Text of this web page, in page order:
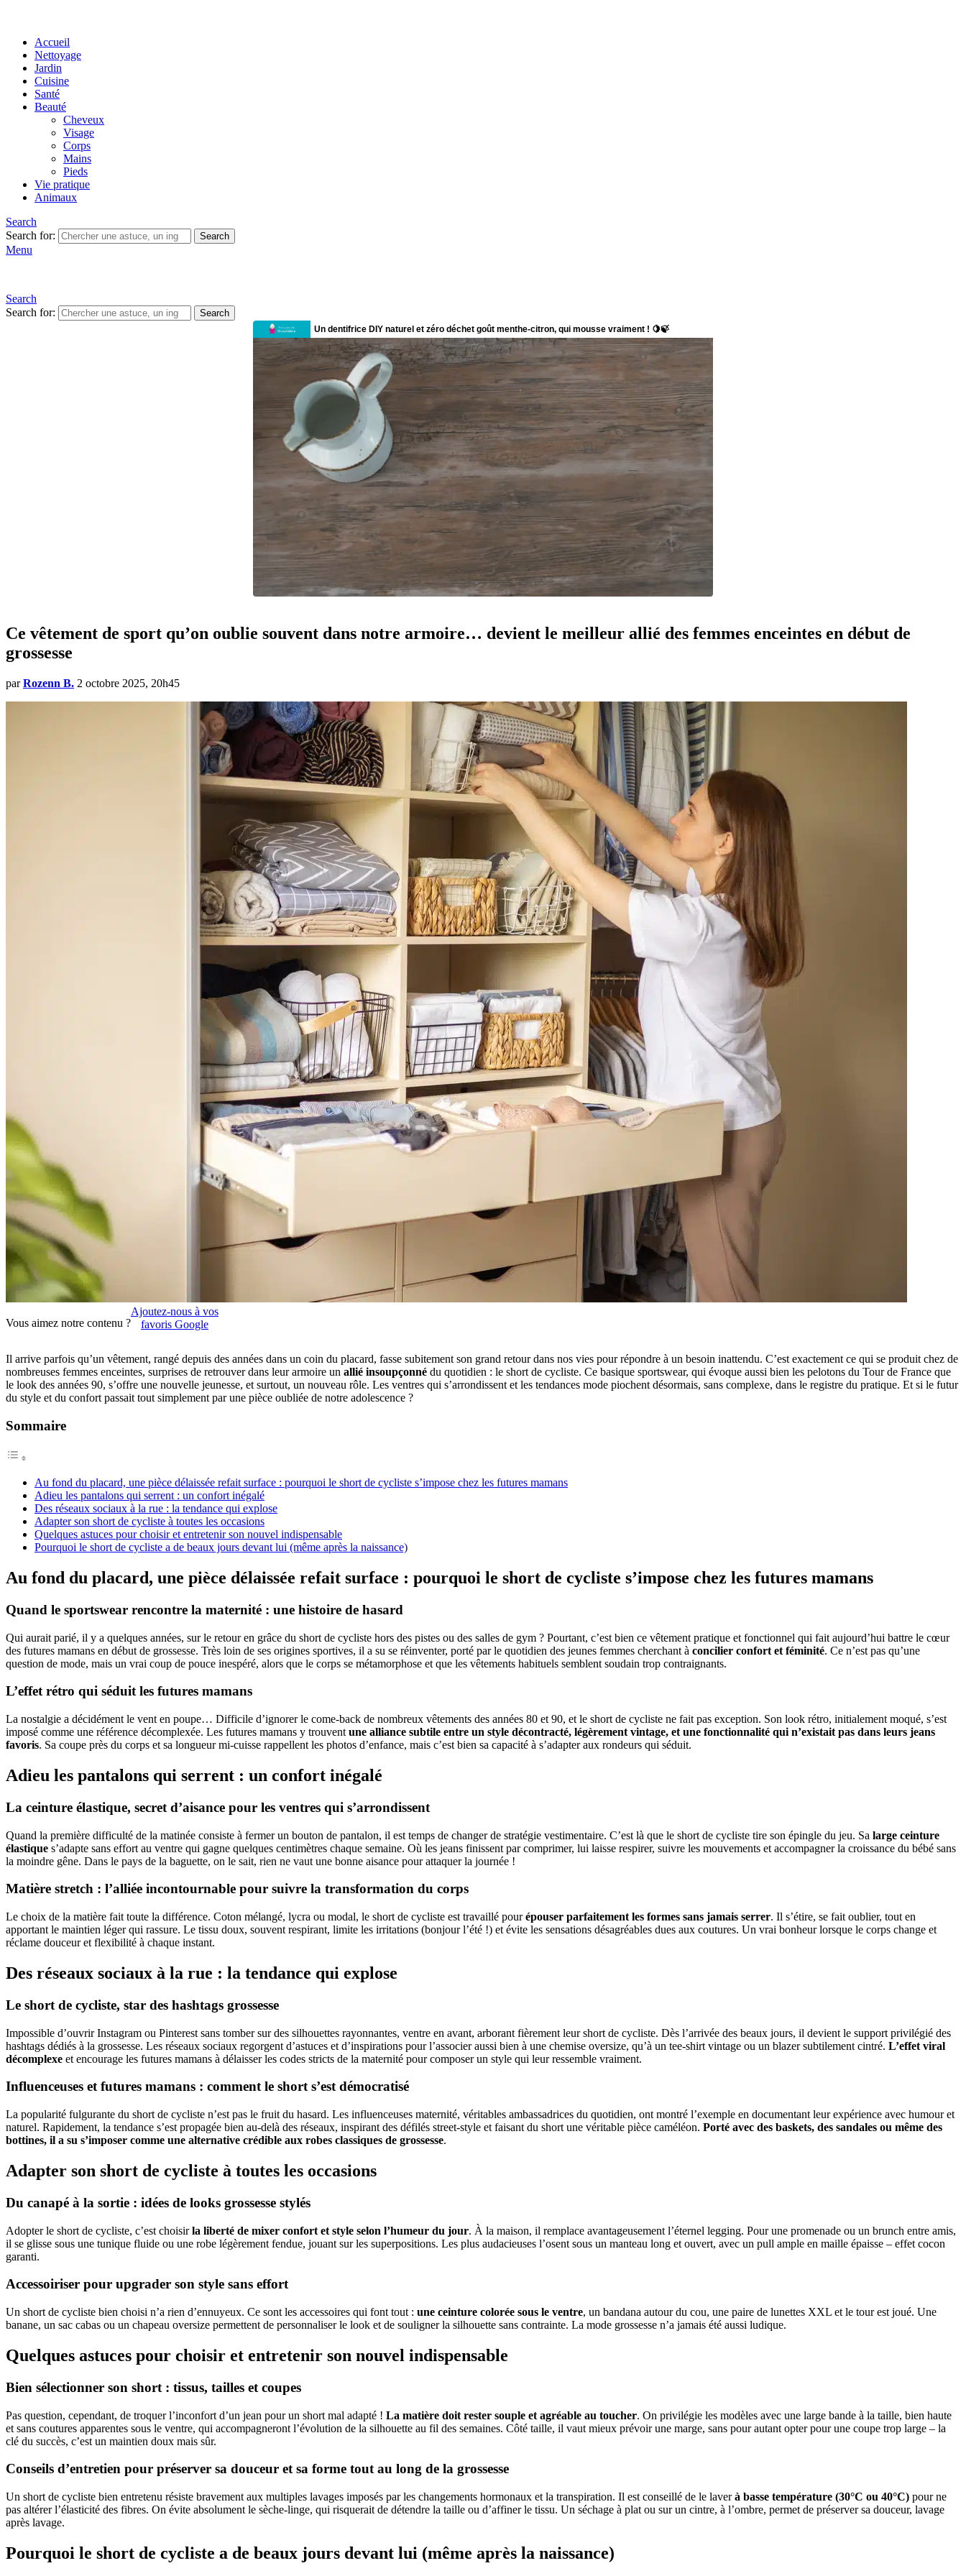
Accueil
Nettoyage
Jardin
Cuisine
Santé
Beauté
Cheveux
Visage
Corps
Mains
Pieds
Vie pratique
Animaux
Search
Search for:
Search
Menu
Search
Search for:
Search
Ce vêtement de sport qu’on oublie souvent dans notre armoire… devient le meilleur allié des femmes enceintes en début de
grossesse
par Rozenn B. 2 octobre 2025, 20h45
Vous aimez notre contenu ?
Ajoutez-nous à vos
favoris Google
Il arrive parfois qu’un vêtement, rangé depuis des années dans un coin du placard, fasse subitement son grand retour dans nos vies pour répondre à un besoin inattendu. C’est exactement ce qui se produit chez de
nombreuses femmes enceintes, surprises de retrouver dans leur armoire un allié insoupçonné du quotidien : le short de cycliste. Ce basique sportswear, qui évoque aussi bien les pelotons du Tour de France que
le look des années 90, s’offre une nouvelle jeunesse, et surtout, un nouveau rôle. Les ventres qui s’arrondissent et les tendances mode piochent désormais, sans complexe, dans le registre du pratique. Et si le futur
du style et du confort passait tout simplement par une pièce oubliée de notre adolescence ?
Sommaire
Au fond du placard, une pièce délaissée refait surface : pourquoi le short de cycliste s’impose chez les futures mamans
Adieu les pantalons qui serrent : un confort inégalé
Des réseaux sociaux à la rue : la tendance qui explose
Adapter son short de cycliste à toutes les occasions
Quelques astuces pour choisir et entretenir son nouvel indispensable
Pourquoi le short de cycliste a de beaux jours devant lui (même après la naissance)
Au fond du placard, une pièce délaissée refait surface : pourquoi le short de cycliste s’impose chez les futures mamans
Quand le sportswear rencontre la maternité : une histoire de hasard
Qui aurait parié, il y a quelques années, sur le retour en grâce du short de cycliste hors des pistes ou des salles de gym ? Pourtant, c’est bien ce vêtement pratique et fonctionnel qui fait aujourd’hui battre le cœur
des futures mamans en début de grossesse. Très loin de ses origines sportives, il a su se réinventer, porté par le quotidien des jeunes femmes cherchant à concilier confort et féminité. Ce n’est pas qu’une
question de mode, mais un vrai coup de pouce inespéré, alors que le corps se métamorphose et que les vêtements habituels semblent soudain trop contraignants.
L’effet rétro qui séduit les futures mamans
La nostalgie a décidément le vent en poupe… Difficile d’ignorer le come-back de nombreux vêtements des années 80 et 90, et le short de cycliste ne fait pas exception. Son look rétro, initialement moqué, s’est
imposé comme une référence décomplexée. Les futures mamans y trouvent une alliance subtile entre un style décontracté, légèrement vintage, et une fonctionnalité qui n’existait pas dans leurs jeans
favoris. Sa coupe près du corps et sa longueur mi-cuisse rappellent les photos d’enfance, mais c’est bien sa capacité à s’adapter aux rondeurs qui séduit.
Adieu les pantalons qui serrent : un confort inégalé
La ceinture élastique, secret d’aisance pour les ventres qui s’arrondissent
Quand la première difficulté de la matinée consiste à fermer un bouton de pantalon, il est temps de changer de stratégie vestimentaire. C’est là que le short de cycliste tire son épingle du jeu. Sa large ceinture
élastique s’adapte sans effort au ventre qui gagne quelques centimètres chaque semaine. Où les jeans finissent par comprimer, lui laisse respirer, suivre les mouvements et accompagner la croissance du bébé sans
la moindre gêne. Dans le pays de la baguette, on le sait, rien ne vaut une bonne aisance pour attaquer la journée !
Matière stretch : l’alliée incontournable pour suivre la transformation du corps
Le choix de la matière fait toute la différence. Coton mélangé, lycra ou modal, le short de cycliste est travaillé pourépouser parfaitement les formes sans jamais serrer. Il s’étire, se fait oublier, tout en
apportant le maintien léger qui rassure. Le tissu doux, souvent respirant, limite les irritations (bonjour l’été !) et évite les sensations désagréables dues aux coutures. Un vrai bonheur lorsque le corps change et
réclame douceur et flexibilité à chaque instant.
Des réseaux sociaux à la rue : la tendance qui explose
Le short de cycliste, star des hashtags grossesse
Impossible d’ouvrir Instagram ou Pinterest sans tomber sur des silhouettes rayonnantes, ventre en avant, arborant fièrement leur short de cycliste. Dès l’arrivée des beaux jours, il devient le support privilégié des
hashtags dédiés à la grossesse. Les réseaux sociaux regorgent d’astuces et d’inspirations pour l’associer aussi bien à une chemise oversize, qu’à un tee-shirt vintage ou un blazer subtilement cintré. L’effet viral
décomplexe et encourage les futures mamans à délaisser les codes stricts de la maternité pour composer un style qui leur ressemble vraiment.
Influenceuses et futures mamans : comment le short s’est démocratisé
La popularité fulgurante du short de cycliste n’est pas le fruit du hasard. Les influenceuses maternité, véritables ambassadrices du quotidien, ont montré l’exemple en documentant leur expérience avec humour et
naturel. Rapidement, la tendance s’est propagée bien au-delà des réseaux, inspirant des défilés street-style et faisant du short une véritable pièce caméléon. Porté avec des baskets, des sandales ou même des
bottines, il a su s’imposer comme une alternative crédible aux robes classiques de grossesse.
Adapter son short de cycliste à toutes les occasions
Du canapé à la sortie : idées de looks grossesse stylés
Adopter le short de cycliste, c’est choisirla liberté de mixer confort et style selon l’humeur du jour. À la maison, il remplace avantageusement l’éternel legging. Pour une promenade ou un brunch entre amis,
il se glisse sous une tunique fluide ou une robe légèrement fendue, jouant sur les superpositions. Les plus audacieuses l’osent sous un manteau long et ouvert, avec un pull ample en maille épaisse – effet cocon
garanti.
Accessoiriser pour upgrader son style sans effort
Un short de cycliste bien choisi n’a rien d’ennuyeux. Ce sont les accessoires qui font tout : une ceinture colorée sous le ventre, un bandana autour du cou, une paire de lunettes XXL et le tour est joué. Une
banane, un sac cabas ou un chapeau oversize permettent de personnaliser le look et de souligner la silhouette sans contrainte. La mode grossesse n’a jamais été aussi ludique.
Quelques astuces pour choisir et entretenir son nouvel indispensable
Bien sélectionner son short : tissus, tailles et coupes
Pas question, cependant, de troquer l’inconfort d’un jean pour un short mal adapté ! La matière doit rester souple et agréable au toucher. On privilégie les modèles avec une large bande à la taille, bien haute
et sans coutures apparentes sous le ventre, qui accompagneront l’évolution de la silhouette au fil des semaines. Côté taille, il vaut mieux prévoir une marge, sans pour autant opter pour une coupe trop large – la
clé du succès, c’est un maintien doux mais sûr.
Conseils d’entretien pour préserver sa douceur et sa forme tout au long de la grossesse
Un short de cycliste bien entretenu résiste bravement aux multiples lavages imposés par les changements hormonaux et la transpiration. Il est conseillé de le laverà basse température (30°C ou 40°C) pour ne
pas altérer l’élasticité des fibres. On évite absolument le sèche-linge, qui risquerait de détendre la taille ou d’affiner le tissu. Un séchage à plat ou sur un cintre, à l’ombre, permet de préserver sa douceur, lavage
après lavage.
Pourquoi le short de cycliste a de beaux jours devant lui (même après la naissance)